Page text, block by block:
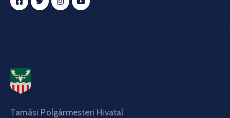
Tamási Polgármesteri Hivatal